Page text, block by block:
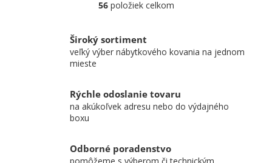
Ovládacie prvky výpisu
56položiek celkom
Široký sortiment
veľký výber nábytkového kovania na jednom
mieste
Rýchle odoslanie tovaru
na akúkoľvek adresu nebo do výdajného
boxu
Odborné poradenstvo